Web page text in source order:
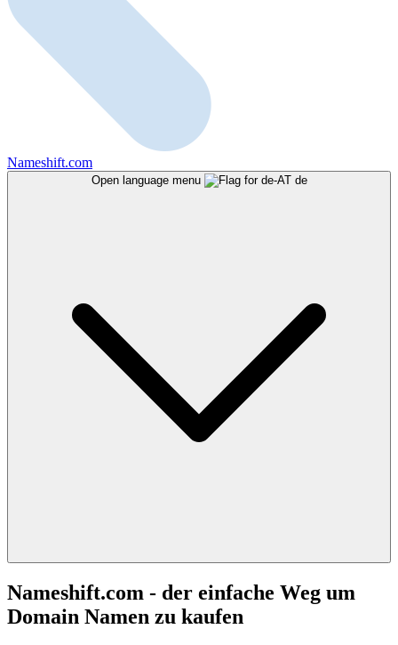
Nameshift.com
Open language menu de
Nameshift.com - der einfache Weg um
Domain Namen zu kaufen